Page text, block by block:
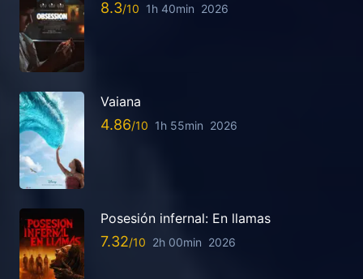
8.3 1h 40min 2026
Vaiana
4.86 1h 55min 2026
Posesión infernal: En llamas
7.32 2h 00min 2026